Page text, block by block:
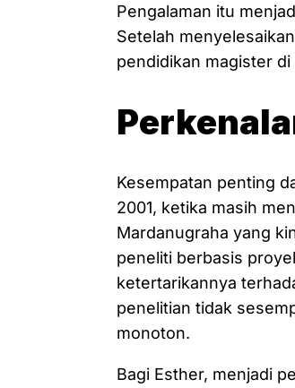
Pengalaman itu
Setelah
pendidikan magister
Kesempatan penting
2001, ketika masih
Mardanugraha yang
peneliti berbasis
ketertarikannya
penelitian tidak
monoton.
Bagi Esther, menjadi